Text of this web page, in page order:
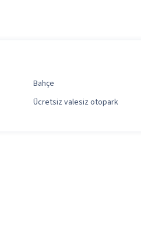
Bahçe
Ücretsiz valesiz otopark